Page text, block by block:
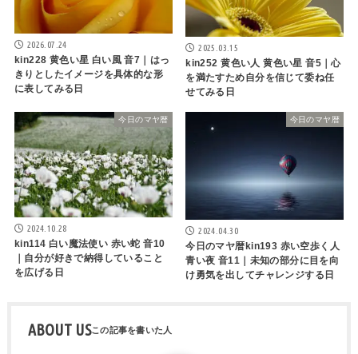
2026.07.24
kin228 黄色い星 白い風 音7｜はっ
きりとしたイメージを具体的な形
に表してみる日
2025.03.15
kin252 黄色い人 黄色い星 音5｜心
を満たすため自分を信じて委ね任
せてみる日
今日のマヤ暦
2024.10.28
kin114 白い魔法使い 赤い蛇 音10
｜自分が好きで納得していること
を広げる日
今日のマヤ暦
2024.04.30
今日のマヤ暦kin193 赤い空歩く人
青い夜 音11｜未知の部分に目を向
け勇気を出してチャレンジする日
ABOUT US